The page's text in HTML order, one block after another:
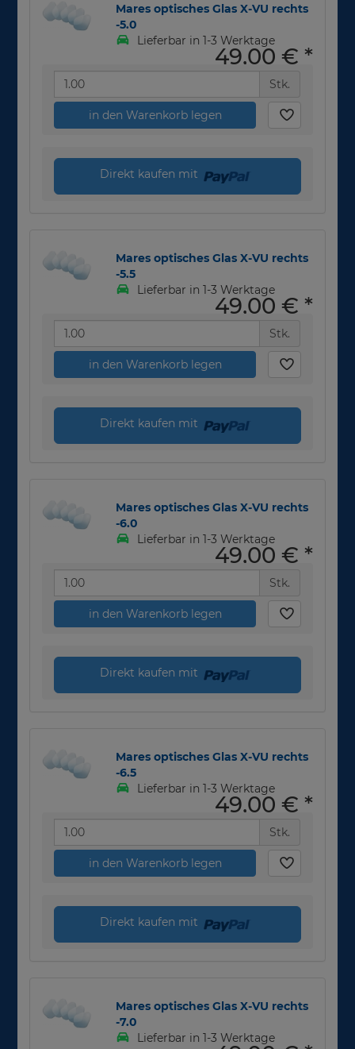
Mares optisches Glas X-VU rechts
-5.0
Lieferbar in 1-3 Werktage
49,00 € *
Stk.
in den Warenkorb legen
Direkt kaufen mit
Mares optisches Glas X-VU rechts
-5.5
Lieferbar in 1-3 Werktage
49,00 € *
Stk.
in den Warenkorb legen
Direkt kaufen mit
Mares optisches Glas X-VU rechts
-6.0
Lieferbar in 1-3 Werktage
49,00 € *
Stk.
in den Warenkorb legen
Direkt kaufen mit
Mares optisches Glas X-VU rechts
-6.5
Lieferbar in 1-3 Werktage
49,00 € *
Stk.
in den Warenkorb legen
Direkt kaufen mit
Mares optisches Glas X-VU rechts
-7.0
Lieferbar in 1-3 Werktage